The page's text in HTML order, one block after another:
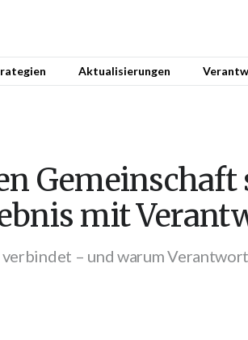
Aktualisierungen
Gemeinschaft
mit
– und warum